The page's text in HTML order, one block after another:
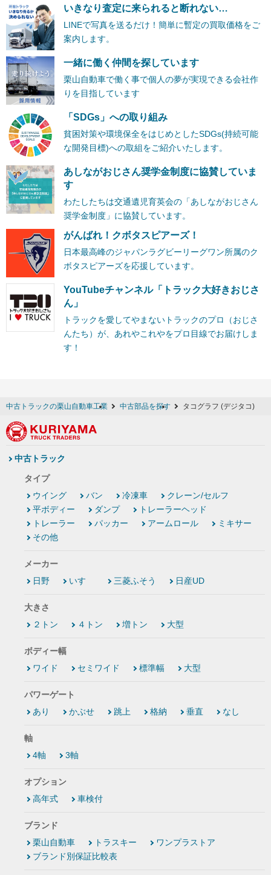
いきなり査定に来られると断れない…
LINEで写真を送るだけ！簡単に暫定の買取価格をご
案内します。
一緒に働く仲間を探しています
栗山自動車で働く事で個人の夢が実現できる会社作
りを目指しています
「SDGs」への取り組み
貧困対策や環境保全をはじめとしたSDGs(持続可能
な開発目標)への取組をご紹介いたします。
あしながおじさん奨学金制度に協賛していま
す
わたしたちは交通遺児育英会の「あしながおじさん
奨学金制度」に協賛しています。
がんばれ！クボタスピアーズ！
日本最高峰のジャパンラグビーリーグワン所属のク
ボタスピアーズを応援しています。
YouTubeチャンネル「トラック大好きおじさ
ん」
トラックを愛してやまないトラックのプロ（おじさ
んたち）が、あれやこれやをプロ目線でお届けしま
す！
中古トラックの栗山自動車工業 中古部品を探す タコグラフ (デジタコ)
中古トラック
タイプ
ウイング
バン 冷凍車
クレーン/セルフ
平ボディー
ダンプ
トレーラーヘッド
トレーラー
パッカー アームロール
ミキサー
その他
メーカー
日野
いすゞ 三菱ふそう 日産UD
大きさ
２トン
４トン 増トン 大型
ボディー幅
ワイド
セミワイド 標準幅 大型
パワーゲート
あり
かぶせ 跳上 格納 垂直 なし
軸
4軸
3軸
オプション
高年式
車検付
ブランド
栗山自動車
トラスキー
ワンプラストア
ブランド別保証比較表